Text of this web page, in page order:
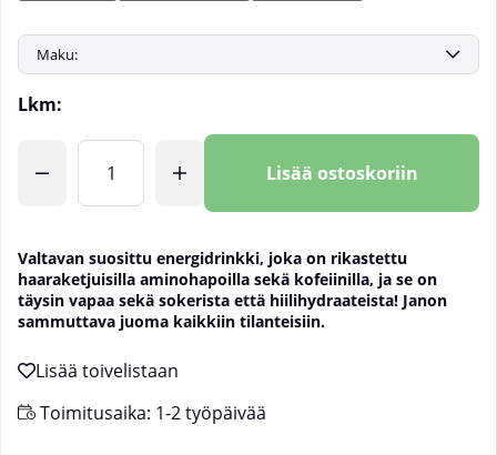
Lkm:
Lisää ostoskoriin
Valtavan suosittu energidrinkki, joka on rikastettu
haaraketjuisilla aminohapoilla sekä kofeiinilla, ja se on
täysin vapaa sekä sokerista että hiilihydraateista! Janon
sammuttava juoma kaikkiin tilanteisiin.
Toimitusaika: 1-2 työpäivää